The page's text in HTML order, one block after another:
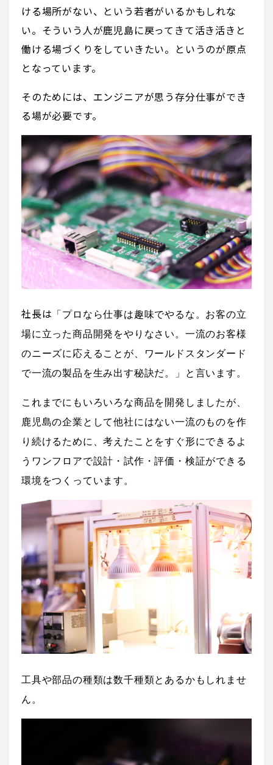
ける場所がない、という若者がいるかもしれな
い。そういう人が鹿児島に戻ってきて活き活きと
働ける場づくりをしていきたい。というのが原点
となっています。
そのためには、エンジニアが思う存分仕事ができ
る場が必要です。
社長は 「プロなら仕事は趣味でやるな。お客の立
場に立った商品開発をやりなさい。一流のお客様
のニーズに応えることが、ワールドスタンダード
で一流の製品を生み出す秘訣だ。」と言います。
これまでにもいろいろな商品を開発しましたが、
鹿児島の企業として他社にはない一流のものを作
り続けるために、考えたことをすぐ形にできるよ
うワンフロアで設計・試作・評価・検証ができる
環境をつくっています。
工具や部品の種類は数千種類とあるかもしれませ
ん。